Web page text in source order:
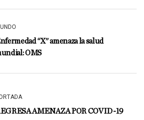
“X” amenaza la salud
OMS
AMENAZA POR COVID-19